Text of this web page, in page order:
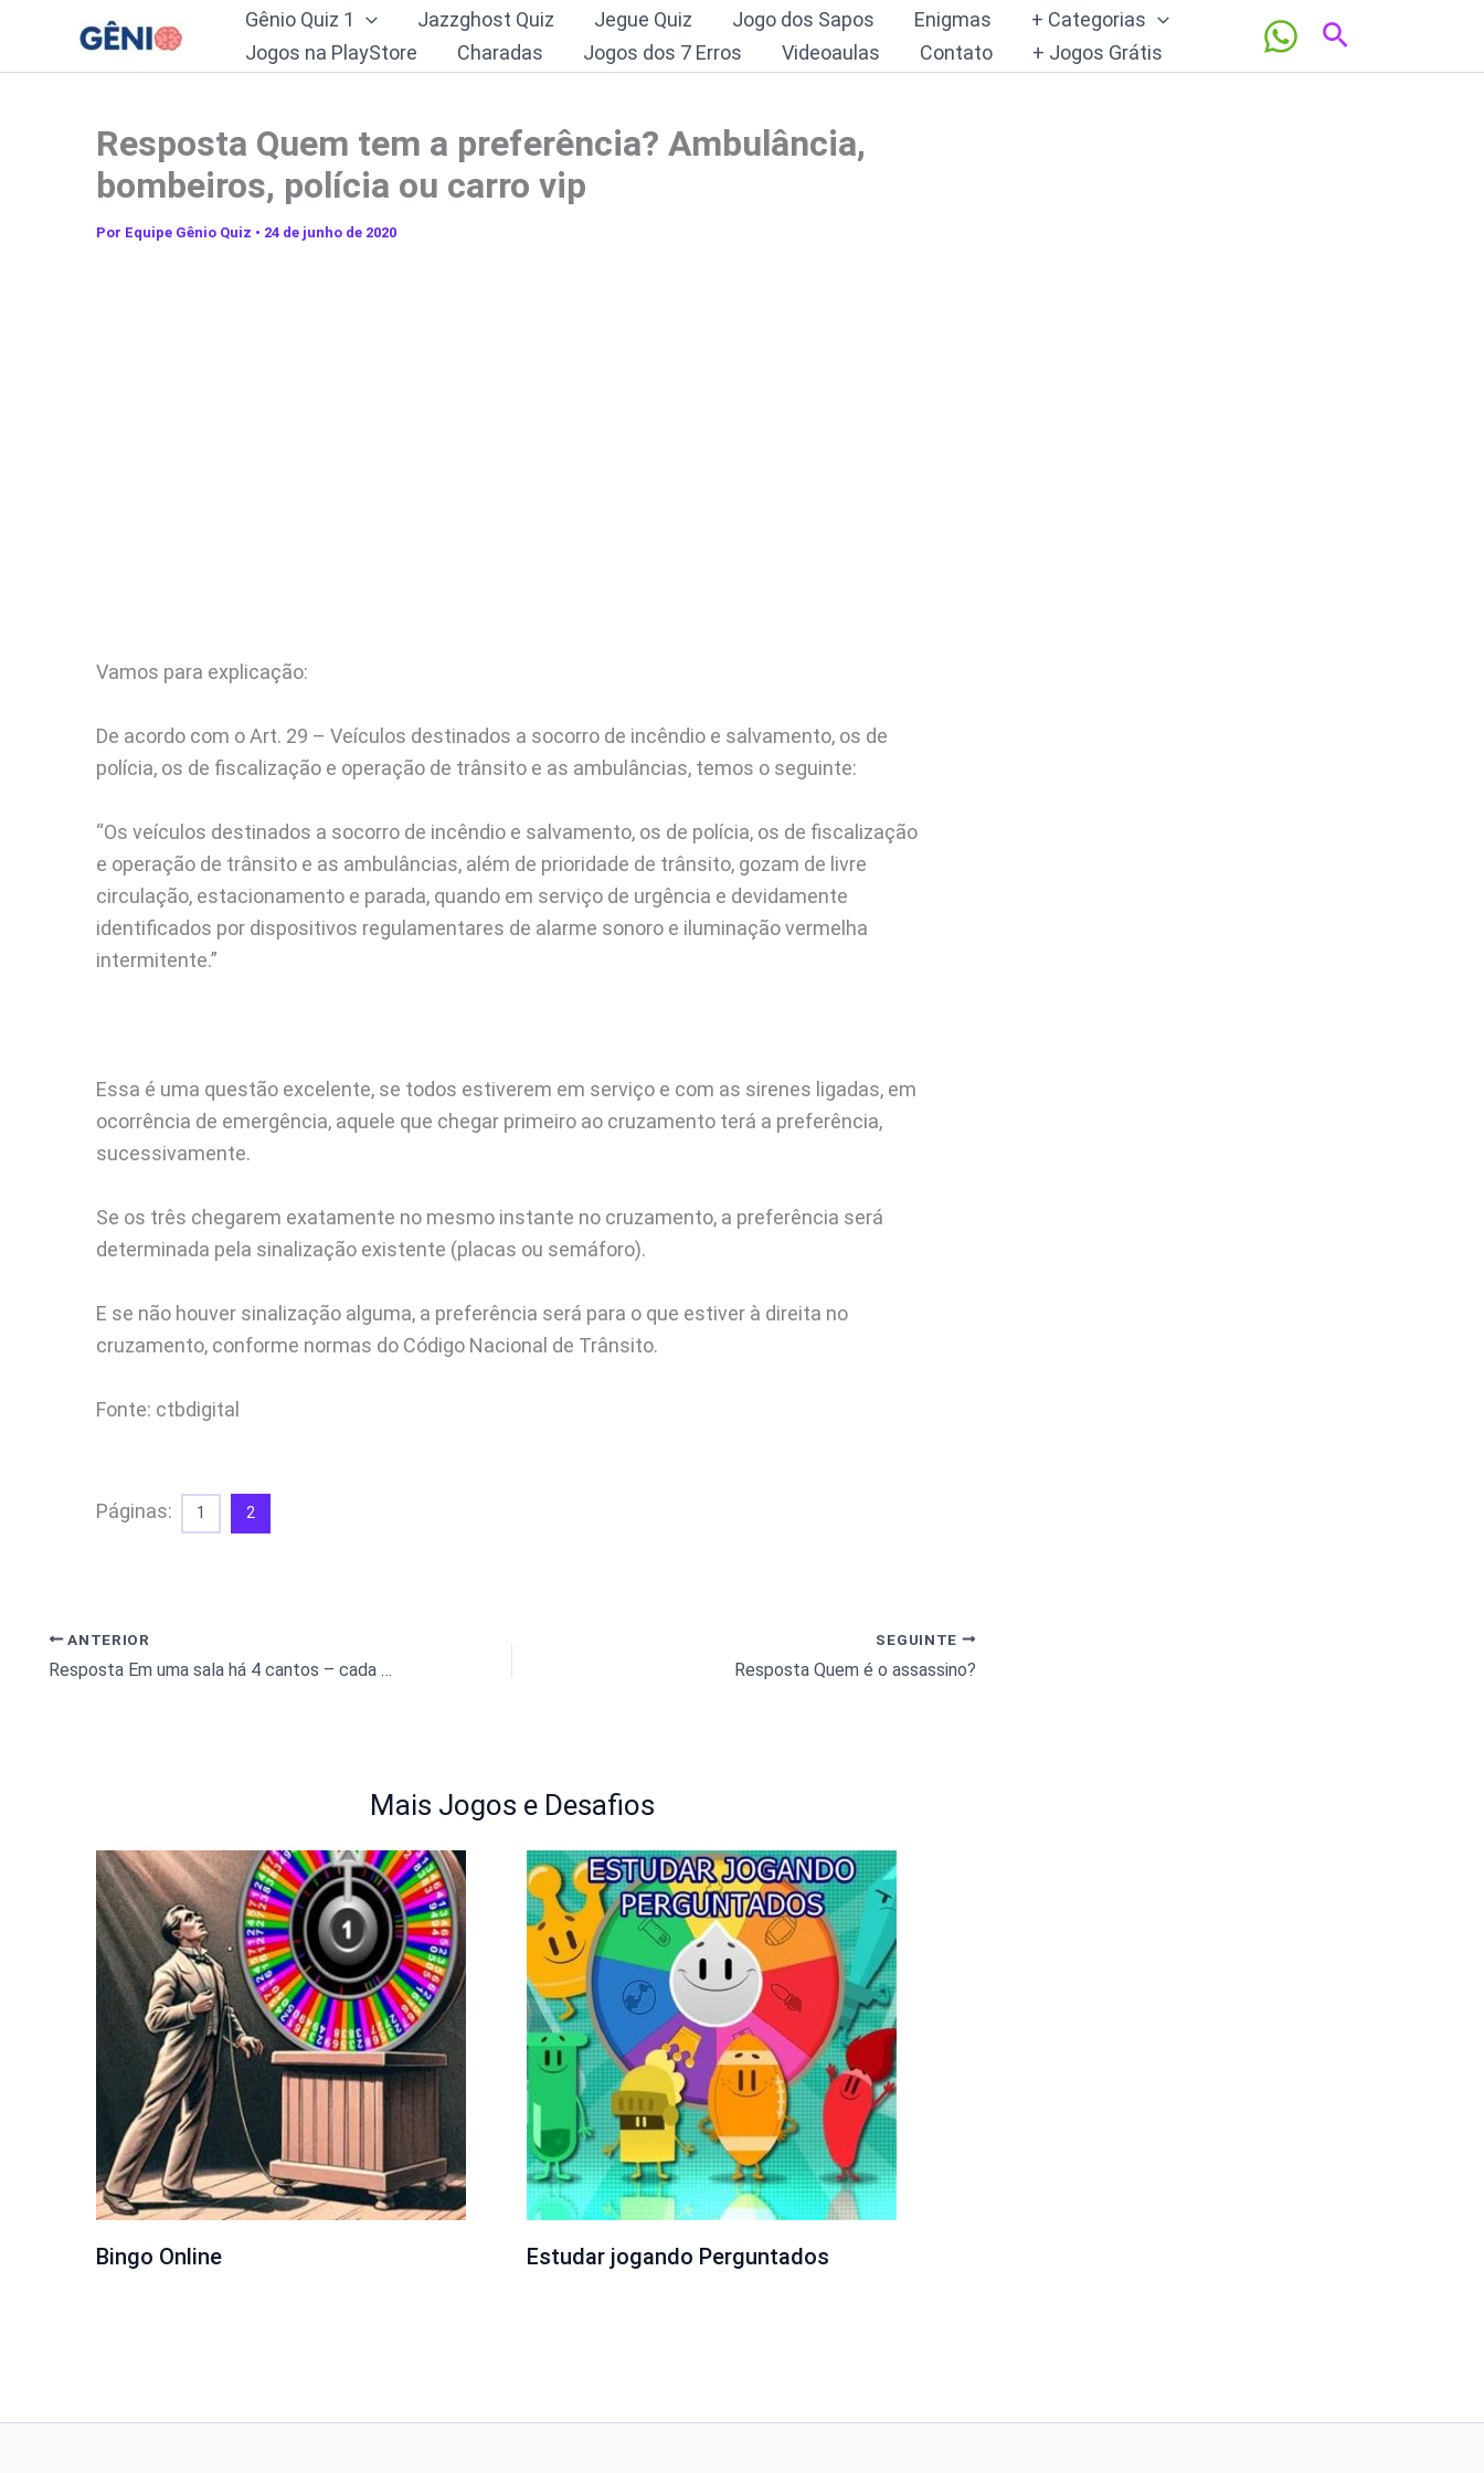
o
Gênio Quiz 1 Jazzghost Quiz Jegue Quiz Jogo dos Sapos Enigmas
+ Categorias
Jogos na PlayStore
Charadas Jogos dos 7 Erros Videoaulas Contato + Jogos Grátis
Pesquisar
Resposta Quem tem a preferência? Ambulância,
bombeiros, polícia ou carro vip
Por Equipe Gênio Quiz • 24 de junho de 2020
Vamos para explicação:
De acordo com o Art. 29 – Veículos destinados a socorro de incêndio e salvamento, os de
polícia, os de fiscalização e operação de trânsito e as ambulâncias, temos o seguinte:
“Os veículos destinados a socorro de incêndio e salvamento, os de polícia, os de fiscalização
e operação de trânsito e as ambulâncias, além de prioridade de trânsito, gozam de livre
circulação, estacionamento e parada, quando em serviço de urgência e devidamente
identificados por dispositivos regulamentares de alarme sonoro e iluminação vermelha
intermitente.”
Essa é uma questão excelente, se todos estiverem em serviço e com as sirenes ligadas, em
ocorrência de emergência, aquele que chegar primeiro ao cruzamento terá a preferência,
sucessivamente.
Se os três chegarem exatamente no mesmo instante no cruzamento, a preferência será
determinada pela sinalização existente (placas ou semáforo).
E se não houver sinalização alguma, a preferência será para o que estiver à direita no
cruzamento, conforme normas do Código Nacional de Trânsito.
Fonte: ctbdigital
Páginas: 1 2
ANTERIOR
Resposta Em uma sala há 4 cantos – cada gato vê 3 gatos
SEGUINTE
Resposta Quem é o assassino?
Mais Jogos e Desafios
Bingo Online Estudar jogando Perguntados